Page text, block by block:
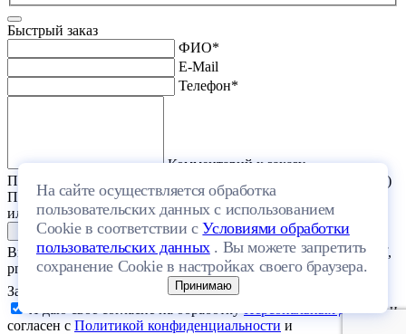
На сайте осуществляется обработка
пользовательских данных с использованием
Cookie в соответствии сУсловиями обработки
пользовательских данных. Вы можете запретить
сохранение Cookie в настройках своего браузера.
Принимаю
Быстрый заказ
ФИО*
E-Mail
Телефон*
Комментарий к заказу
Прикрепить файл (проект дома или список стройматериалов)
Перетащите один или несколько файлов в эту область
или выберите файл на компьютере
Выберите файл с расширением (doc, docx, xls, xlsx, txt, rtf, pdf,
png, jpeg, jpg, gif) и размером, не превышающим 20 МБ.
Загрузить файлы
Персональных данныхи
согласен с Политикой конфиденциальности и